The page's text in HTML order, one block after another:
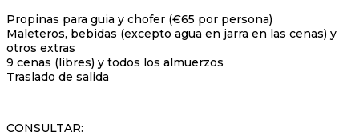
Propinas para guia y chofer (€65 por persona)
Maleteros, bebidas (excepto agua en jarra en las cenas) y
otros extras
9 cenas (libres) y todos los almuerzos
Traslado de salida
CONSULTAR: